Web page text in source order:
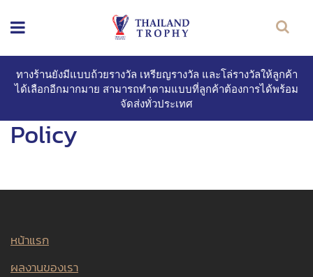
ทางร้านยังมีแบบถ้วยรางวัล เหรียญรางวัล และโล่รางวัลให้ลูกค้า
ได้เลือกอีกมากมาย สามารถทำตามแบบที่ลูกค้าต้องการได้พร้อม
จัดส่งทั่วประเทศ
Policy
หน้าแรก
ผลงานของเรา